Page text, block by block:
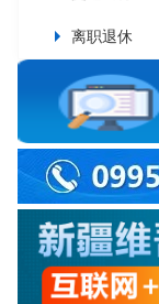
离职退休